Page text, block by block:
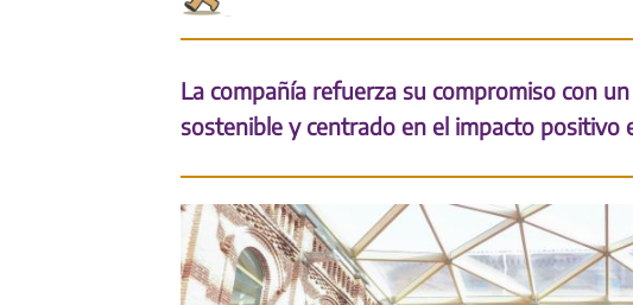
La compañía refuerza su compromiso con
sostenible y centrado en el impacto positivo